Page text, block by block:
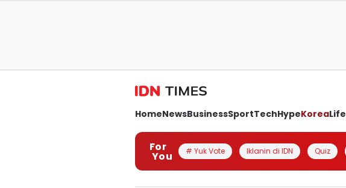
HomeNewsBusinessSportTechHypeKoreaLife
For
You # Yuk Vote Iklanin di IDN Quiz